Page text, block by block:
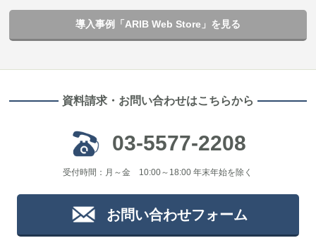
導入事例「ARIB Web Store」を見る
資料請求・お問い合わせはこちらから
03-5577-2208
受付時間：月～金 10:00～18:00 年末年始を除く
お問い合わせフォーム